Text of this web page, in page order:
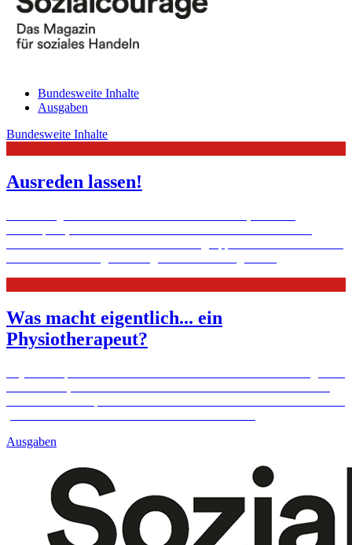
Bundesweite Inhalte
Ausgaben
Bundesweite Inhalte
Ausreden lassen!
Was macht eigentlich... ein
Physiotherapeut?
Ausgaben
Caritas in Essen
Youngcaritas jetzt auch in Krefeld und
Meerbusch